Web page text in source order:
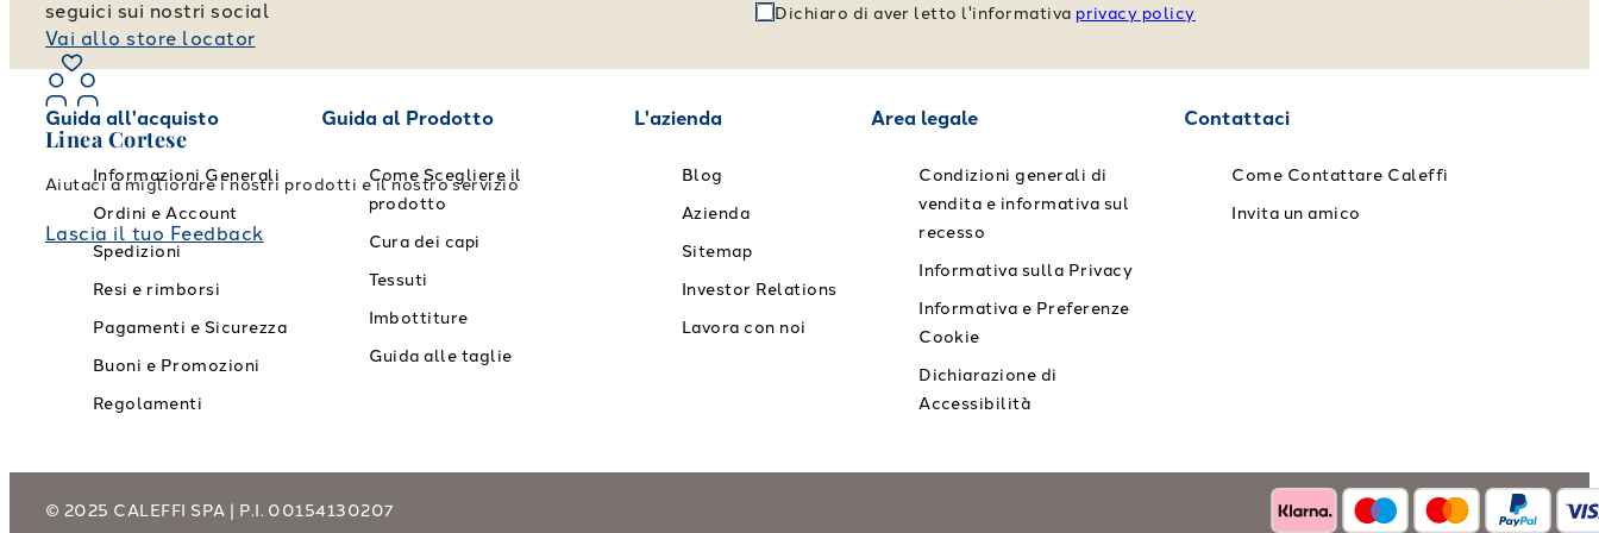
Vai allo store locator
Linea Cortese
Aiutaci a migliorare i nostri prodotti e il nostro servizio
Lascia il tuo Feedback
seguici sui nostri social
Dichiaro di aver letto l'informativa privacy policy
Guida all'acquisto
Informazioni Generali
Ordini e Account
Spedizioni
Resi e rimborsi
Pagamenti e Sicurezza
Buoni e Promozioni
Regolamenti
Guida al Prodotto
Come Scegliere il
prodotto
Cura dei capi
Tessuti
Imbottiture
Guida alle taglie
L'azienda
Blog
Azienda
Sitemap
Investor Relations
Lavora con noi
Area legale
Condizioni generali di
vendita e informativa sul
recesso
Informativa sulla Privacy
Informativa e Preferenze
Cookie
Dichiarazione di
Accessibilità
Contattaci
Come Contattare Caleffi
Invita un amico
© 2025 CALEFFI SPA | P.I. 00154130207